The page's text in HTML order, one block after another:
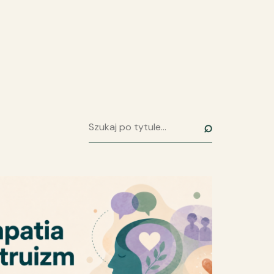
Szukaj artykułu ⌕